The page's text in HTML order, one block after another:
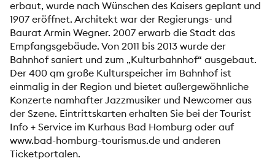
erbaut, wurde nach Wünschen des Kaisers geplant und
1907 eröffnet. Architekt war der Regierungs- und
Baurat Armin Wegner. 2007 erwarb die Stadt das
Empfangsgebäude. Von 2011 bis 2013 wurde der
Bahnhof saniert und zum „Kulturbahnhof“ ausgebaut.
Der 400 qm große Kulturspeicher im Bahnhof ist
einmalig in der Region und bietet außergewöhnliche
Konzerte namhafter Jazzmusiker und Newcomer aus
der Szene. Eintrittskarten erhalten Sie bei der Tourist
Info + Service im Kurhaus Bad Homburg oder auf
www.bad-homburg-tourismus.de und anderen
Ticketportalen.